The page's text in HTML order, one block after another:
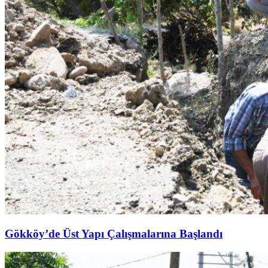
Gökköy’de Üst Yapı Çalışmalarına Başlandı